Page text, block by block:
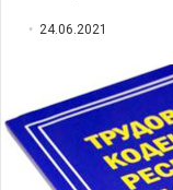
24.06.2021